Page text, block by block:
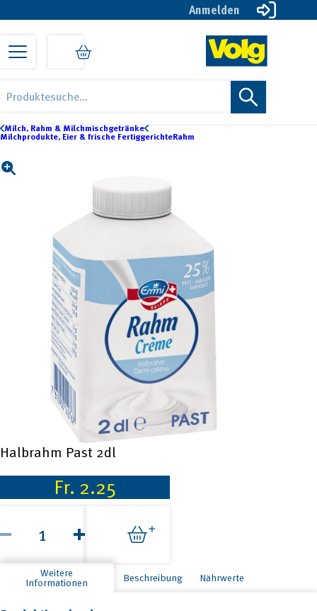
springen
springen
springen
Anmelden
search
online
Shop
online
Milch, Rahm & Milchmischgetränke
Milchprodukte, Eier & frische FertiggerichteRahm
Halbrahm Past 2dl
Fr. 2.25
2dl
Weitere
Informationen Beschreibung Nährwerte